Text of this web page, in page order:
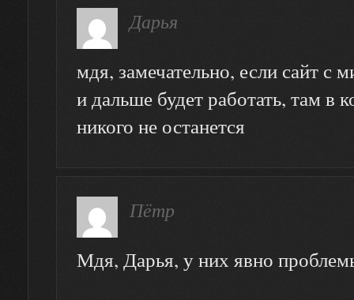
Дарья
мдя, замечательно, если сайт с
и дальше будет работать, там в
никого не останется
Пётр
Мдя, Дарья, у них явно